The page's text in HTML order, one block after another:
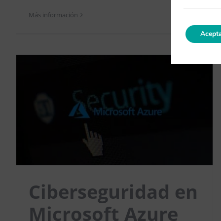
Más información
Ciberseguridad en
Microsoft Azure